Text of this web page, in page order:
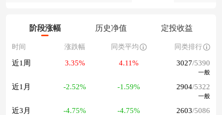
阶段涨幅 历史净值 定投收益
时间 涨跌幅 同类平均 同类排行
近1周 3.35% 4.11% 3027/5390
一般
近1月 -2.52% -1.59% 2904/5322
一般
近3月 -4.75% -4.75% 2603/5086